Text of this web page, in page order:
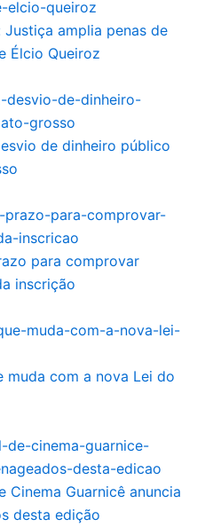
Justiça amplia penas de
Élcio Queiroz
de dinheiro público
para comprovar
inscrição
muda com a nova Lei do
Cinema Guarnicê anuncia
desta edição